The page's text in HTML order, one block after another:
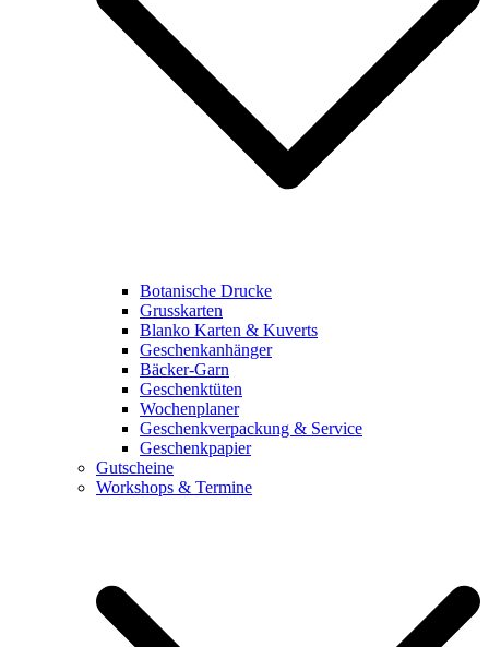
Botanische Drucke
Grusskarten
Blanko Karten & Kuverts
Geschenkanhänger
Bäcker-Garn
Geschenktüten
Wochenplaner
Geschenkverpackung & Service
Geschenkpapier
Gutscheine
Workshops & Termine